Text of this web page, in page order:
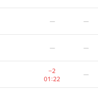
— —
— —
−2
01:22
—
— —
— —
−2
01:22
—